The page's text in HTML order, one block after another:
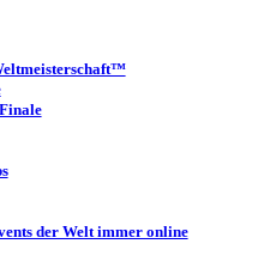
der Welt immer online